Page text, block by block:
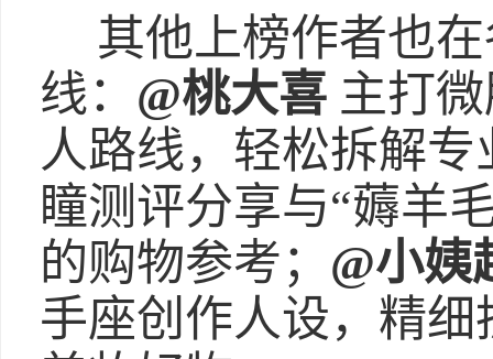
其他上榜作者也
线： @桃大喜 主打
人路线，轻松拆解专
瞳测评分享与“薅羊
的购物参考； @小姨
手座创作人设，精